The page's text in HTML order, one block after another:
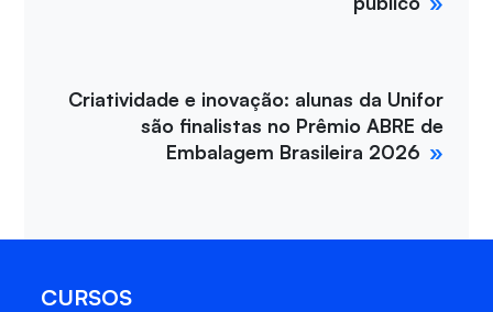
Criatividade e inovação: alunas da Unifor
são finalistas no Prêmio ABRE de
Embalagem Brasileira 2026
CURSOS